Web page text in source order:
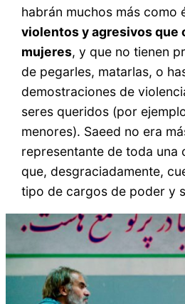
habrán muchos más como
violentos y agresivos que
mujeres, y que no tienen
de pegarles, matarlas, o
demostraciones de
seres queridos (por
menores). Saeed no era
representante de toda una
que, desgraciadamente,
tipo de cargos de poder y